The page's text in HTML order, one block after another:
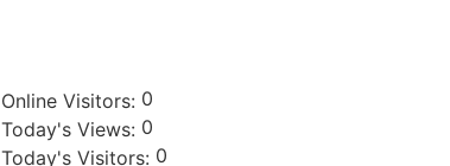
Online Visitors: 0
Today's Views: 0
Today's Visitors: 0